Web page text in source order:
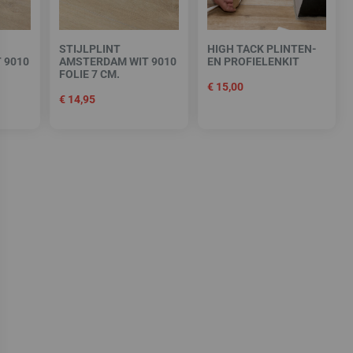
9010
STIJLPLINT
AMSTERDAM WIT 9010
FOLIE 7 CM.
€ 14,95
HIGH TACK PLINTEN-
EN PROFIELENKIT
€15,00